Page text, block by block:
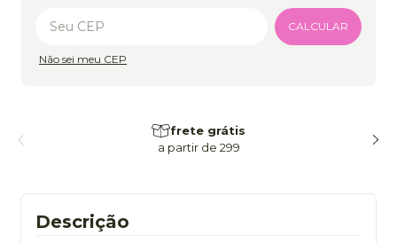
Alterar CEP
CALCULAR
Não sei meu CEP
frete grátis
a partir de 299
Descrição